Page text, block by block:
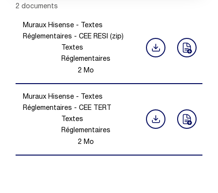
Showing 1 -2
2 documents
Muraux Hisense - Textes
Réglementaires - CEE RESI (zip)
Textes
Réglementaires
2 Mo
Muraux Hisense - Textes
Réglementaires - CEE TERT
Textes
Réglementaires
2 Mo